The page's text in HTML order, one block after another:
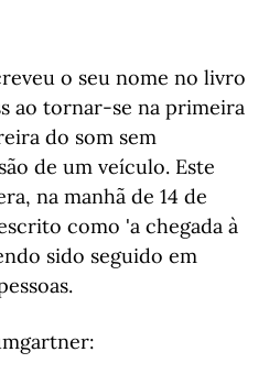
o seu nome no livro
ao tornar-se na primeira
do som sem
de um veículo. Este
na manhã de 14 de
como 'a chegada à
sido seguido em